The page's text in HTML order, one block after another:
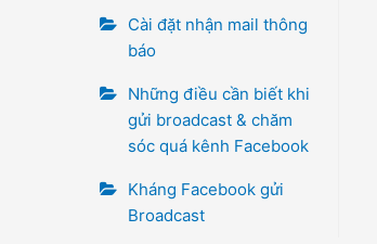
Cài đặt nhận mail thông
báo
Những điều cần biết khi
gửi broadcast & chăm
sóc quá kênh Facebook
Kháng Facebook gửi
Broadcast